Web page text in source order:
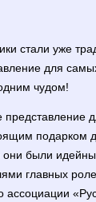
стали уже
для
чудом!
подарком
они были
главных
ассоциации